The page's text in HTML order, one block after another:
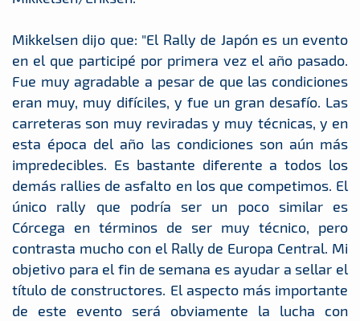
Mikkelsen dijo que: "El Rally de Japón es un evento
en el que participé por primera vez el año pasado.
Fue muy agradable a pesar de que las condiciones
eran muy, muy difíciles, y fue un gran desafío. Las
carreteras son muy reviradas y muy técnicas, y en
esta época del año las condiciones son aún más
impredecibles. Es bastante diferente a todos los
demás rallies de asfalto en los que competimos. El
único rally que podría ser un poco similar es
Córcega en términos de ser muy técnico, pero
contrasta mucho con el Rally de Europa Central. Mi
objetivo para el fin de semana es ayudar a sellar el
título de constructores. El aspecto más importante
de este evento será obviamente la lucha con